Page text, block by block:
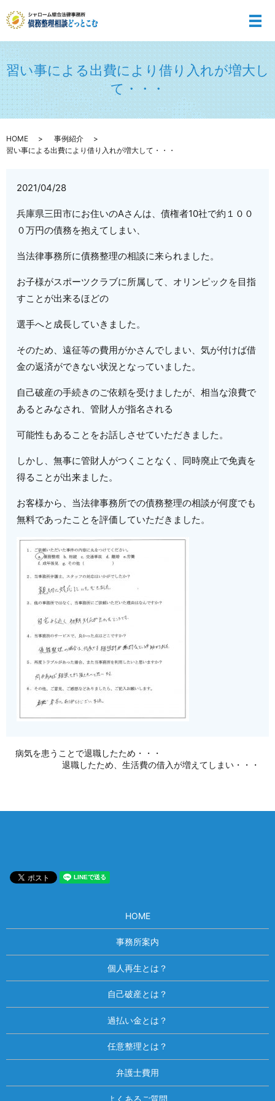
メ
習い事による出費により借り入れが増大し
て・・・
HOME
事例紹介
習い事による出費により借り入れが増大して・・・
2021/04/28
兵庫県三田市にお住いのAさんは、債権者10社で約１００
０万円の債務を抱えてしまい、
当法律事務所に債務整理の相談に来られました。
お子様がスポーツクラブに所属して、オリンピックを目指
すことが出来るほどの
選手へと成長していきました。
そのため、遠征等の費用がかさんでしまい、気が付けば借
金の返済ができない状況となっていました。
自己破産の手続きのご依頼を受けましたが、相当な浪費で
あるとみなされ、管財人が指名される
可能性もあることをお話しさせていただきました。
しかし、無事に管財人がつくことなく、同時廃止で免責を
得ることが出来ました。
お客様から、当法律事務所での債務整理の相談が何度でも
無料であったことを評価していただきました。
病気を患うことで退職したため・・・
退職したため、生活費の借入が増えてしまい・・・
HOME
事務所案内
個人再生とは？
自己破産とは？
過払い金とは？
任意整理とは？
弁護士費用
よくあるご質問